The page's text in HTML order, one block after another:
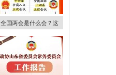
全国两会是什么会？这